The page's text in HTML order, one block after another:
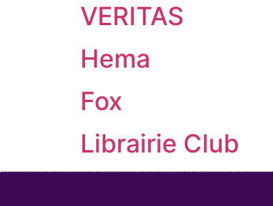
VERITAS
Hema
Fox
Librairie Club